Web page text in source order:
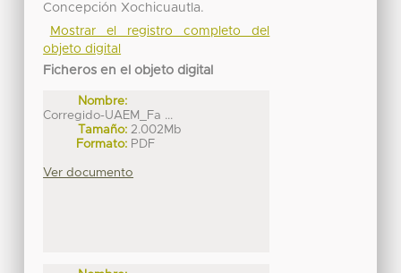
Concepción Xochicuautla.
Mostrar el registro completo del
objeto digital
Ficheros en el objeto digital
Nombre:
Corregido-UAEM_Fa ...
Tamaño: 2.002Mb
Formato: PDF
Ver documento